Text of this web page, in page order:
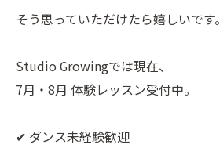
そう思っていただけたら嬉しいです。
Studio Growingでは現在、
7月・8月 体験レッスン受付中。
✔ ダンス未経験歓迎